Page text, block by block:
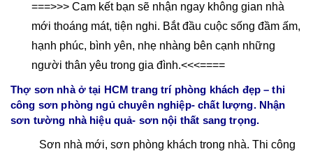
===>>> Cam kết bạn sẽ nhận ngay không gian nhà
mới thoáng mát, tiện nghi. Bắt đầu cuộc sống đầm ấm,
hạnh phúc, bình yên, nhẹ nhàng bên cạnh những
người thân yêu trong gia đình.<<<====
Thợ sơn nhà ở tại HCM trang trí phòng khách đẹp – thi
công sơn phòng ngủ chuyên nghiệp- chất lượng. Nhận
sơn tường nhà hiệu quả- sơn nội thất sang trọng.
Sơn nhà mới, sơn phòng khách trong nhà. Thi công